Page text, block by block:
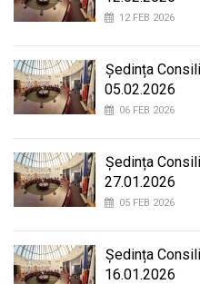
12 FEB 2026
Ședința
05.02.2026
06 FEB 2026
Ședința
27.01.2026
05 FEB 2026
Ședința
16.01.2026